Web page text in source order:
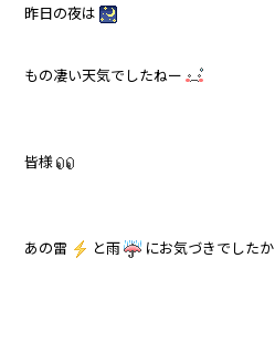
昨日の夜は
もの凄い天気でしたねー
皆様
あの雷 と雨 にお気づきでしたか